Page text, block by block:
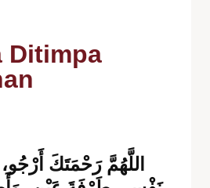
Ditimpa
اللَّهُمَّ رَحْمَتَكَ